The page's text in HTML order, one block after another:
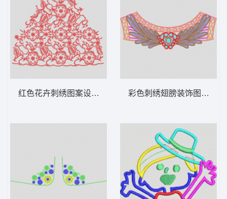
红色花卉刺绣图案设计 肩花 彩色刺绣翅膀装饰图案 衣